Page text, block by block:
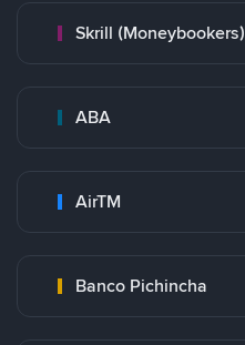
Skrill (Moneybookers)
ABA
AirTM
Banco Pichincha